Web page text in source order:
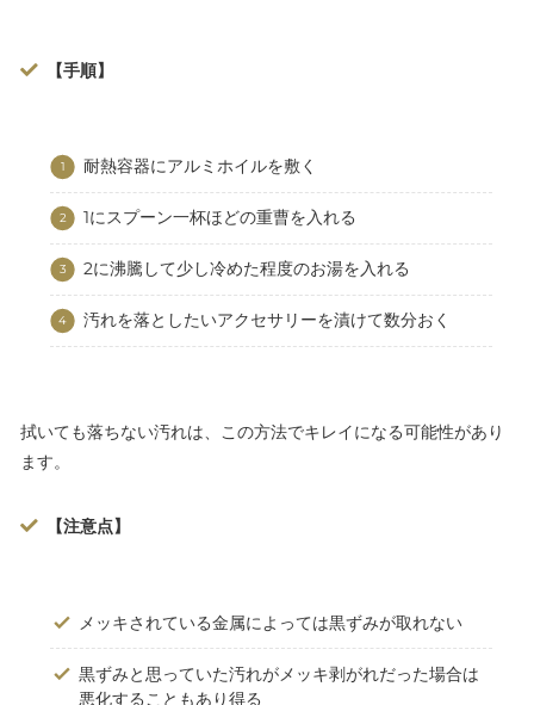
【手順】
耐熱容器にアルミホイルを敷く
1にスプーン一杯ほどの重曹を入れる
2に沸騰して少し冷めた程度のお湯を入れる
汚れを落としたいアクセサリーを漬けて数分おく
拭いても落ちない汚れは、この方法でキレイになる可能性があり
ます。
【注意点】
メッキされている金属によっては黒ずみが取れない
黒ずみと思っていた汚れがメッキ剥がれだった場合は
悪化することもあり得る